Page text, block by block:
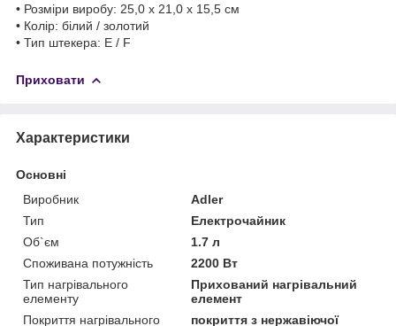
• Розміри виробу: 25,0 x 21,0 x 15,5 см
• Колір: білий / золотий
• Тип штекера: E / F
Приховати
Характеристики
Основні
Виробник
Adler
Тип
Електрочайник
Об`єм
1.7 л
Споживана потужність
2200 Вт
Тип нагрівального
елементу
Прихований нагрівальний
елемент
Покриття нагрівального
покриття з нержавіючої